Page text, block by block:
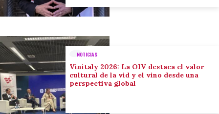
NOTICIAS
Vinitaly 2026: La OIV destaca el valor
cultural de la vid y el vino desde una
perspectiva global